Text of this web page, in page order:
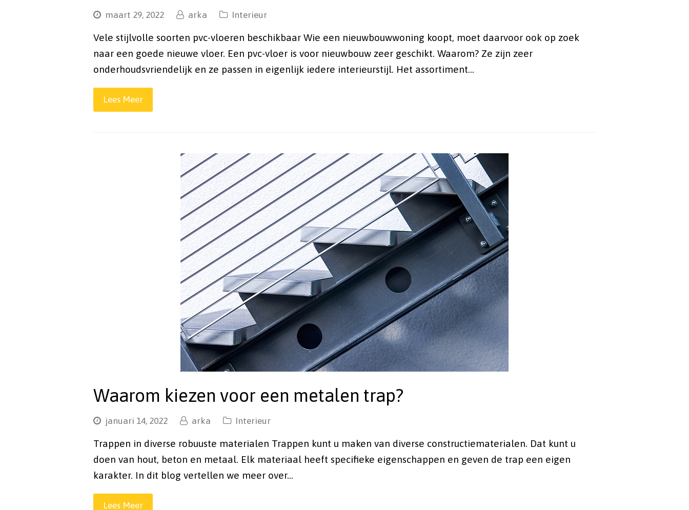
maart 29, 2022 arka Interieur
Vele stijlvolle soorten pvc-vloeren beschikbaar Wie een nieuwbouwwoning koopt, moet daarvoor ook op zoek
naar een goede nieuwe vloer. Een pvc-vloer is voor nieuwbouw zeer geschikt. Waarom? Ze zijn zeer
onderhoudsvriendelijk en ze passen in eigenlijk iedere interieurstijl. Het assortiment…
Lees Meer
Waarom kiezen voor een metalen trap?
januari 14, 2022 arka Interieur
Trappen in diverse robuuste materialen Trappen kunt u maken van diverse constructiematerialen. Dat kunt u
doen van hout, beton en metaal. Elk materiaal heeft specifieke eigenschappen en geven de trap een eigen
karakter. In dit blog vertellen we meer over…
Lees Meer